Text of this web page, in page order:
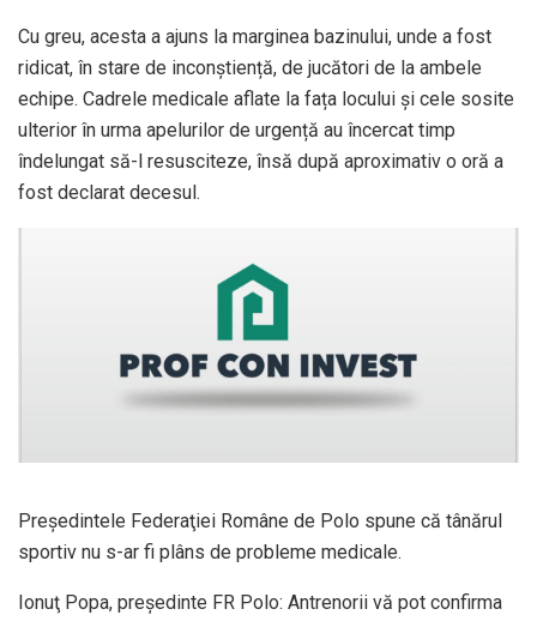
Cu greu, acesta a ajuns la marginea bazinului, unde a fost
ridicat, în stare de inconștiență, de jucători de la ambele
echipe. Cadrele medicale aflate la fața locului și cele sosite
ulterior în urma apelurilor de urgență au încercat timp
îndelungat să-l resusciteze, însă după aproximativ o oră a
fost declarat decesul.
Preşedintele Federaţiei Române de Polo spune că tânărul
sportiv nu s-ar fi plâns de probleme medicale.
Ionuţ Popa, preşedinte FR Polo: Antrenorii vă pot confirma